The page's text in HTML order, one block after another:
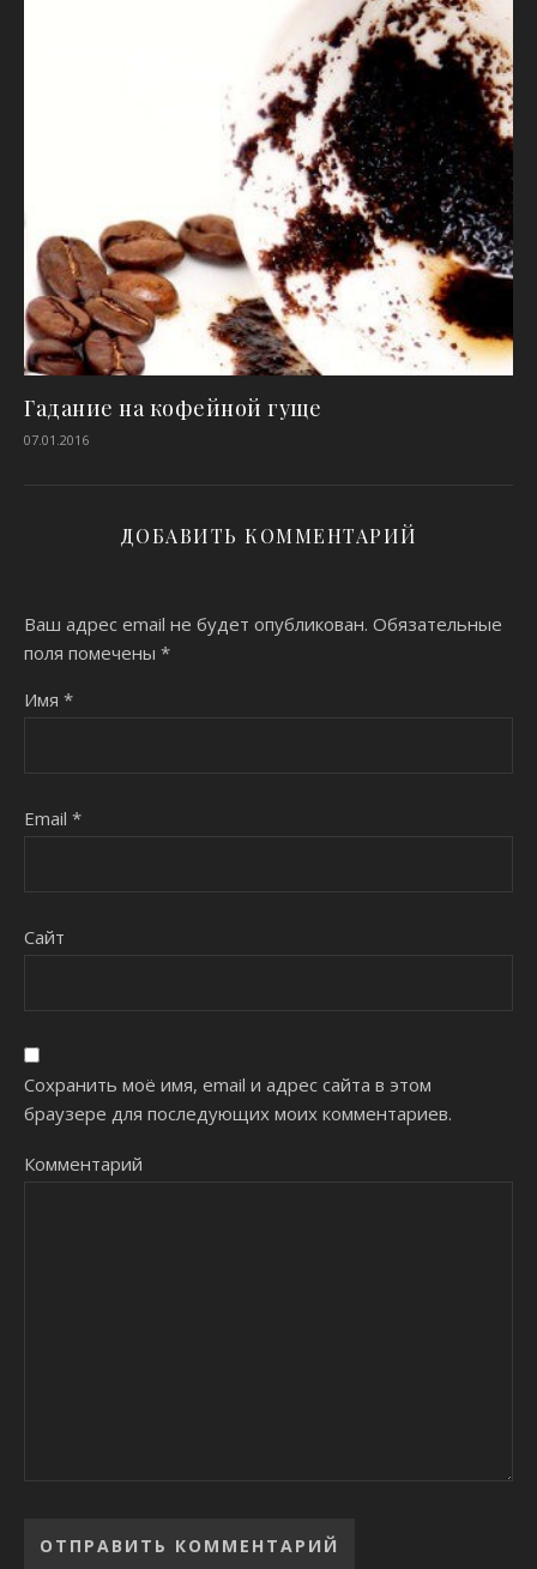
Гадание на кофейной гуще
07.01.2016
ДОБАВИТЬ КОММЕНТАРИЙ
Ваш адрес email не будет опубликован. Обязательные
поля помечены *
Имя *
Email *
Сайт
Сохранить моё имя, email и адрес сайта в этом
браузере для последующих моих комментариев.
Комментарий